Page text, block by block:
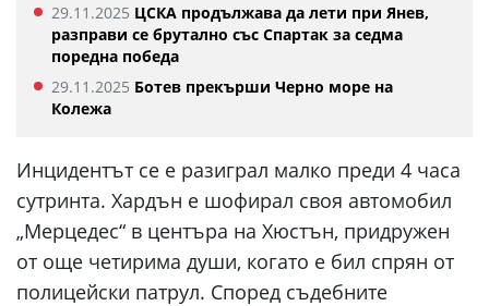
29.11.2025 ЦСКА продължава да лети при Янев,
разправи се брутално със Спартак за седма
поредна победа
29.11.2025 Ботев прекърши Черно море на
Колежа
Инцидентът се е разиграл малко преди 4 часа
сутринта. Хардън е шофирал своя автомобил
„Мерцедес“ в центъра на Хюстън, придружен
от още четирима души, когато е бил спрян от
полицейски патрул. Според съдебните